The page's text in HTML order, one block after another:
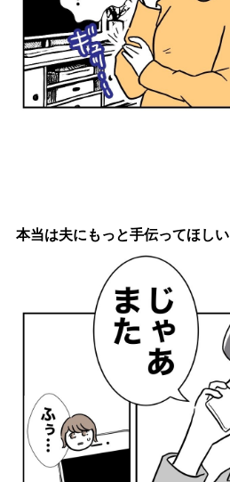
本当は夫にもっと手伝ってほしい